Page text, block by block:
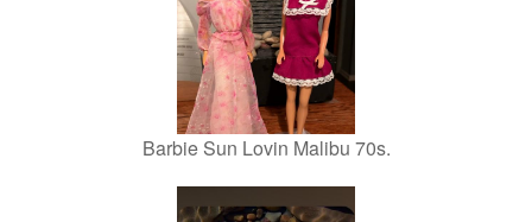
Barbie Sun Lovin Malibu 70s.